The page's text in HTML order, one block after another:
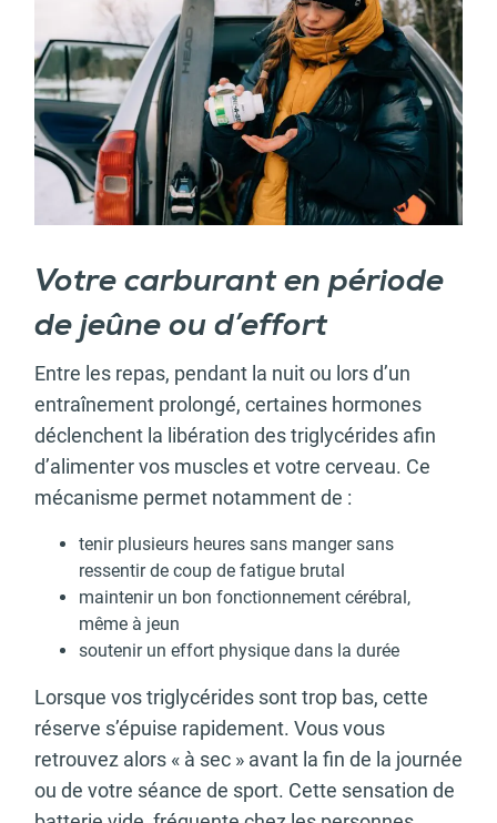
Votre carburant en période
de jeûne ou d’effort
Entre les repas, pendant la nuit ou lors d’un
entraînement prolongé, certaines hormones
déclenchent la libération des triglycérides afin
d’alimenter vos muscles et votre cerveau. Ce
mécanisme permet notamment de :
tenir plusieurs heures sans manger sans
ressentir de coup de fatigue brutal
maintenir un bon fonctionnement cérébral,
même à jeun
soutenir un effort physique dans la durée
Lorsque vos triglycérides sont trop bas, cette
réserve s’épuise rapidement. Vous vous
retrouvez alors « à sec » avant la fin de la journée
ou de votre séance de sport. Cette sensation de